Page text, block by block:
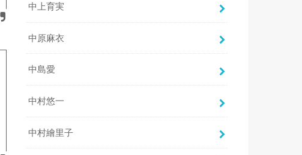
中上育実
中原麻衣
中島愛
中村悠一
中村繪里子